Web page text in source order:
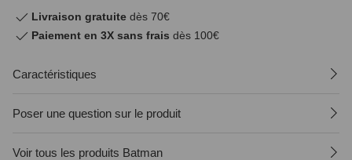
Livraison gratuite dès 70€
Paiement en 3X sans frais dès 100€
Caractéristiques
Poser une question sur le produit
Voir tous les produits Batman